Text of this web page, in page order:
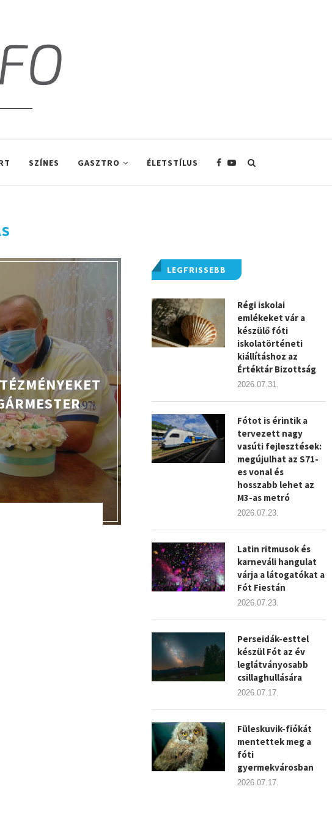
SZÍNES GASZTRO ÉLETSTÍLUS
LEGFRISSEBB
Régi iskolai
emlékeket vár a
készülő fóti
iskolatörténeti
kiállításhoz az
Értéktár Bizottság
2026.07.31.
Fótot is érintik a
tervezett nagy
vasúti fejlesztések:
megújulhat az S71-
es vonal és
hosszabb lehet az
M3-as metró
2026.07.23.
Latin ritmusok és
karneváli hangulat
várja a látogatókat a
Fót Fiestán
2026.07.23.
Perseidák-esttel
készül Fót az év
leglátványosabb
csillaghullására
2026.07.17.
Füleskuvik-fiókát
mentettek meg a
fóti
gyermekvárosban
2026.07.17.